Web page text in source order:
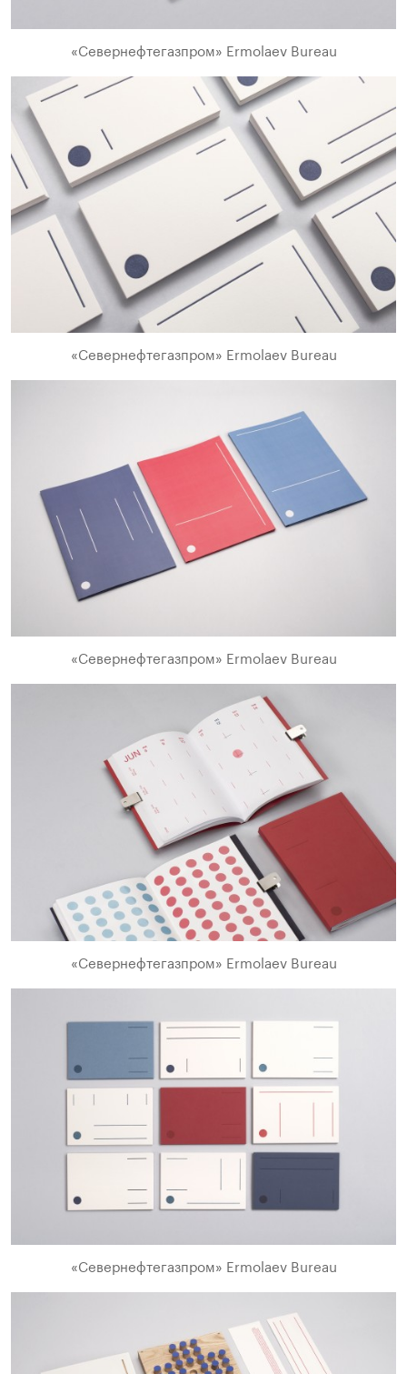
«Севернефтегазпром» Ermolaev Bureau
«Севернефтегазпром» Ermolaev Bureau
«Севернефтегазпром» Ermolaev Bureau
«Севернефтегазпром» Ermolaev Bureau
«Севернефтегазпром» Ermolaev Bureau